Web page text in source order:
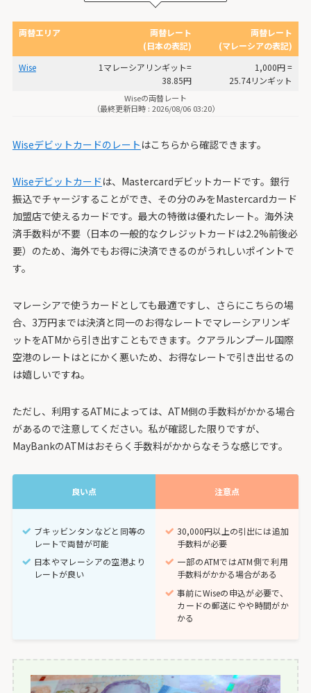
両替エリア
両替レート
(日本の表記)
両替レート
(マレーシアの表記)
Wise
1マレーシアリンギット=
38.85円
1,000円 =
25.74リンギット
Wiseの両替レート
（最終更新日時 : 2026/08/06 03:20）
Wiseデビットカードのレート はこちらから確認できます。
Wiseデビットカードは、Mastercardデビットカードです。銀行
振込でチャージすることができ、その分のみをMastercardカード
加盟店で使えるカードです。最大の特徴は優れたレート。海外決
済手数料が不要（日本の一般的なクレジットカードは2.2%前後必
要）のため、海外でもお得に決済できるのがうれしいポイントで
す。
マレーシアで使うカードとしても最適ですし、さらにこちらの場
合、3万円までは決済と同一のお得なレートでマレーシアリンギ
ットをATMから引き出すこともできます。クアラルンプール国際
空港のレートはとにかく悪いため、お得なレートで引き出せるの
は嬉しいですね。
ただし、利用するATMによっては、ATM側の手数料がかかる場合
があるので注意してください。私が確認した限りですが、
MayBankのATMはおそらく手数料がかからなそうな感じです。
良い点 注意点
ブキッビンタンなどと同等の
レートで両替が可能
日本やマレーシアの空港より
レートが良い
30,000円以上の引出には追加
手数料が必要
一部のATMではATM側で利用
手数料がかかる場合がある
事前にWiseの申込が必要で、
カードの郵送にやや時間がか
かる